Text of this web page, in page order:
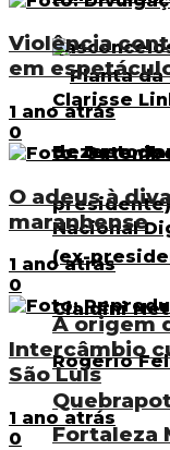
Fortaleza
A origem
Violência
em
1 ano atrás
0
O adeus à
maranhense
1 ano atrás
0
Intercâmbio
São Luís
1 ano atrás
0